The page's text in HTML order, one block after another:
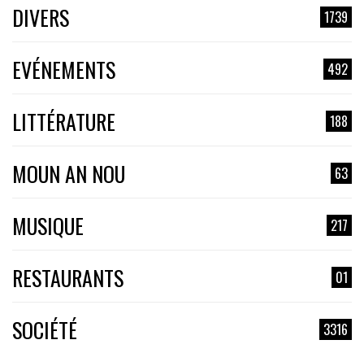
DIVERS 1739
EVÉNEMENTS 492
LITTÉRATURE 188
MOUN AN NOU 63
MUSIQUE 217
RESTAURANTS 01
SOCIÉTÉ 3316